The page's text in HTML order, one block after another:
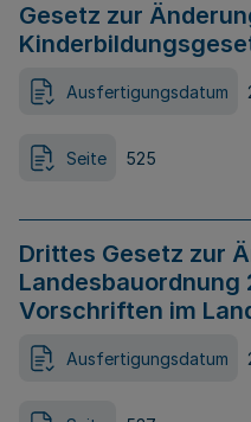
Gesetz zur
Ausfertigungsdatum
Seite 525
Drittes Gesetz zur
Landesbauordnung
Vorschriften im
Ausfertigungsdatum